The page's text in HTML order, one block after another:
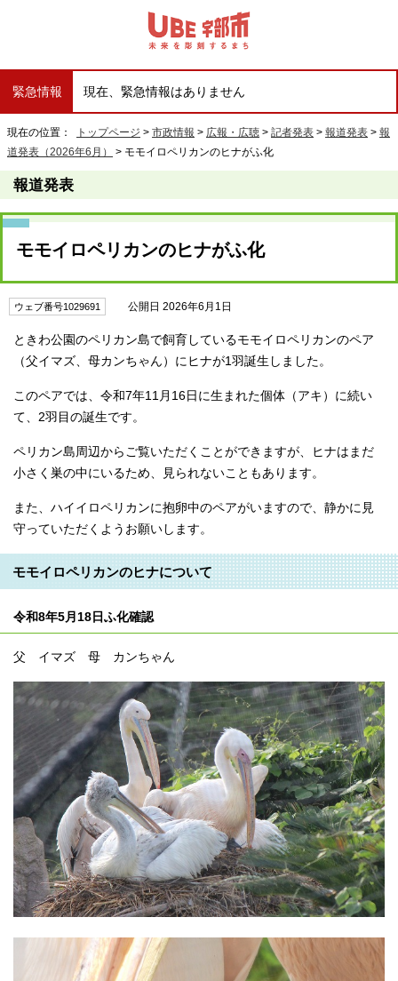
緊急情報 現在、緊急情報はありません
現在の位置： トップページ > 市政情報 > 広報・広聴 > 記者発表 > 報道発表 > 報
道発表（2026年6月）
> モモイロペリカンのヒナがふ化
報道発表
モモイロペリカンのヒナがふ化
ウェブ番号1029691 公開日 2026年6月1日
ときわ公園のペリカン島で飼育しているモモイロペリカンのペア
（父イマズ、母カンちゃん）にヒナが1羽誕生しました。
このペアでは、令和7年11月16日に生まれた個体（アキ）に続い
て、2羽目の誕生です。
ペリカン島周辺からご覧いただくことができますが、ヒナはまだ
小さく巣の中にいるため、見られないこともあります。
また、ハイイロペリカンに抱卵中のペアがいますので、静かに見
守っていただくようお願いします。
モモイロペリカンのヒナについて
令和8年5月18日ふ化確認
父 イマズ 母 カンちゃん